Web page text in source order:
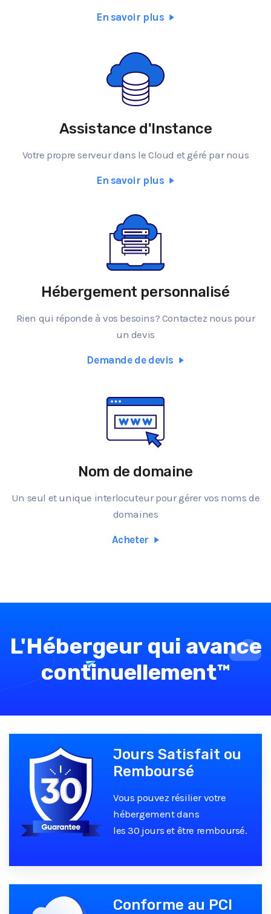
En savoir plus
Assistance d'Instance
Votre propre serveur dans le Cloud et géré par nous
En savoir plus
Hébergement personnalisé
Rien qui réponde à vos besoins? Contactez nous pour
un devis
Demande de devis
Nom de domaine
Un seul et unique interlocuteur pour gérer vos noms de
domaines
Acheter
L'Hébergeur qui avance
continuellement™
Jours Satisfait ou
Remboursé
Vous pouvez résilier votre
hébergement dans
les 30 jours et être remboursé.
Conforme au PCI